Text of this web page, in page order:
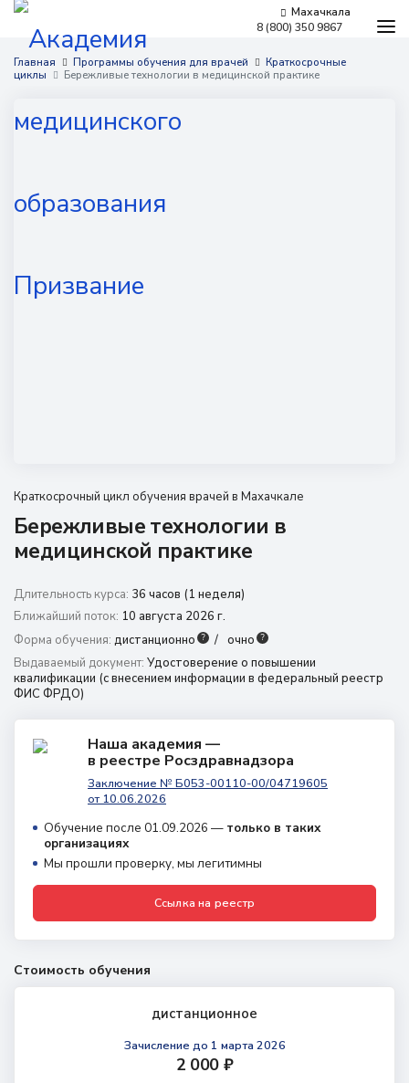
8 (800) 350 9867
Махачкала
Программы обучения
Условия обучения
Для работодателей
Сведения об образовательной организации
Главная Программы обучения для врачей
Краткосрочные
циклы
Бережливые технологии в медицинской практике
Краткосрочный цикл обучения врачей в Махачкале
Бережливые технологии в
медицинской практике
Длительность курса: 36 часов (1 неделя)
Ближайший поток: 10 августа 2026 г.
Форма обучения: дистанционно ? очно ?
Выдаваемый документ: Удостоверение о повышении
квалификации (с внесением информации в федеральный реестр
ФИС ФРДО)
Наша академия —
в реестре Росздравнадзора
Заключение № Б053-00110-00/04719605
от 10.06.2026
Обучение после 01.09.2026 — только в таких
организациях
Мы прошли проверку, мы легитимны
Ссылка на реестр
Стоимость обучения
дистанционное
Зачисление до 1 марта 2026
2 000 ₽